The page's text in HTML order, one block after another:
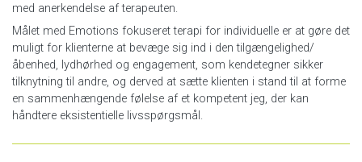
med anerkendelse af terapeuten.
Målet med Emotions fokuseret terapi for individuelle er at gøre det
muligt for klienterne at bevæge sig ind i den tilgængelighed/
åbenhed, lydhørhed og engagement, som kendetegner sikker
tilknytning til andre, og derved at sætte klienten i stand til at forme
en sammenhængende følelse af et kompetent jeg, der kan
håndtere eksistentielle livsspørgsmål.